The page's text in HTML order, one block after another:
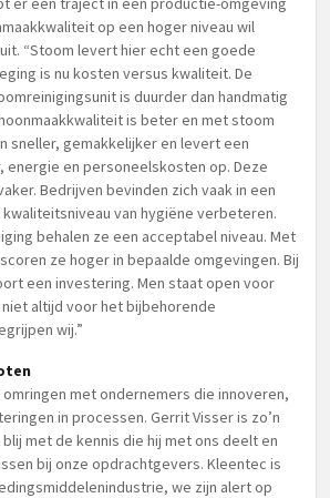
op een hoger niveau wil
“Stoom levert hier echt een goede
is nu kosten versus kwaliteit. De
is duurder dan handmatig
is beter en met stoom
sneller, gemakkelijker en levert een
energie en personeelskosten op. Deze
Bedrijven bevinden zich vaak in een
van hygiëne verbeteren.
behalen ze een acceptabel niveau. Met
ze hoger in bepaalde omgevingen. Bij
een investering. Men staat open voor
altijd voor het bijbehorende
wij.”
omringen met ondernemers die innoveren,
in processen. Gerrit Visser is zo’n
met de kennis die hij met ons deelt en
bij onze opdrachtgevers. Kleentec is
we zijn alert op